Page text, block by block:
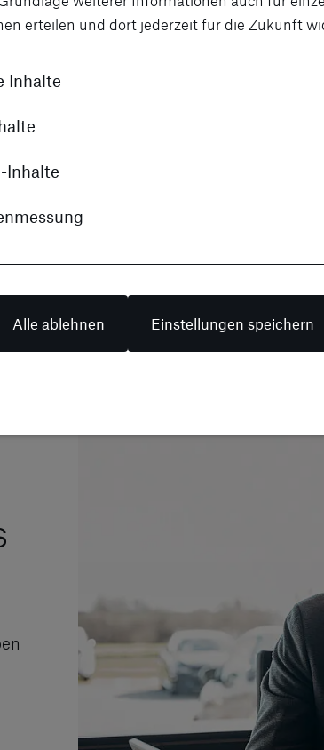
erteilen und dort jederzeit für die Zukunft
Inhalte
Inhalte
Alle ablehnen Einstellungen speichern